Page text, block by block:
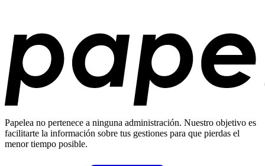
Papelea no pertenece a ninguna administración. Nuestro objetivo es
facilitarte la información sobre tus gestiones para que pierdas el
menor tiempo posible.